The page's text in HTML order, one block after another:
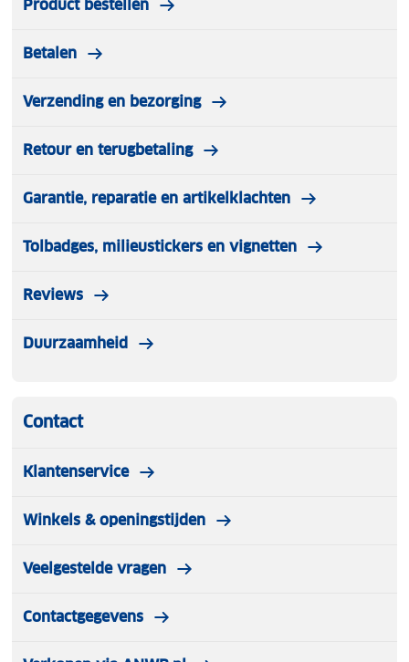
Product bestellen
Betalen
Verzending en bezorging
Retour en terugbetaling
Garantie, reparatie en artikelklachten
Tolbadges, milieustickers en vignetten
Reviews
Duurzaamheid
Contact
Klantenservice
Winkels & openingstijden
Veelgestelde vragen
Contactgegevens